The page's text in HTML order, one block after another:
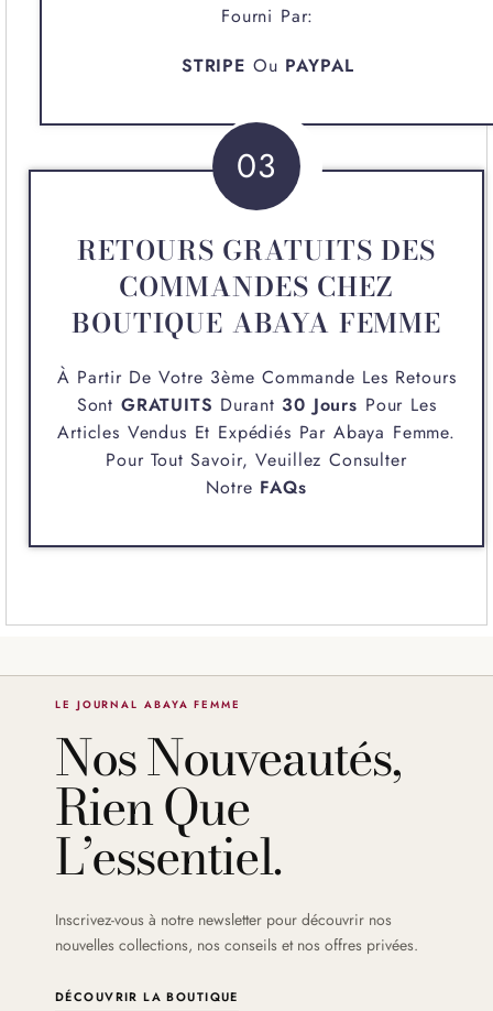
Fourni Par:
STRIPE Ou PAYPAL
03
RETOURS GRATUITS DES
COMMANDES CHEZ
BOUTIQUE ABAYA FEMME
À Partir De Votre 3ème Commande Les Retours
Sont GRATUITS Durant 30 Jours Pour Les
Articles Vendus Et Expédiés Par Abaya Femme.
Pour Tout Savoir, Veuillez Consulter
Notre FAQs
LE JOURNAL ABAYA FEMME
Nos Nouveautés,
Rien Que
L’essentiel.
Inscrivez-vous à notre newsletter pour découvrir nos
nouvelles collections, nos conseils et nos offres privées.
DÉCOUVRIR LA BOUTIQUE